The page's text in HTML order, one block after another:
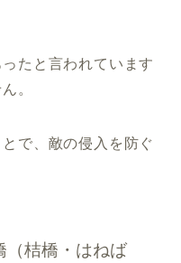
たと言われています
。
で、敵の侵入を防ぐ
（桔橋・はねば